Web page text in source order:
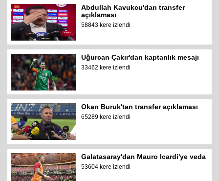
Abdullah Kavukcu'dan transfer
açıklaması
58843 kere izlendi
Uğurcan Çakır'dan kaptanlık mesajı
33462 kere izlendi
Okan Buruk'tan transfer açıklaması
65289 kere izlendi
Galatasaray'dan Mauro Icardi'ye veda
53604 kere izlendi